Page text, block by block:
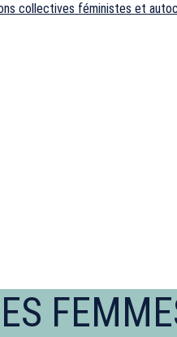
collectives féministes et